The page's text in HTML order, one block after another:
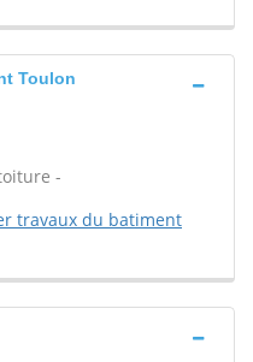
Toulon
-
travaux du batiment